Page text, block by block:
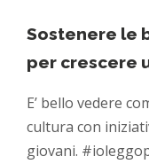
Sostenere le
per crescere
E’ bello vedere
cultura con
giovani.